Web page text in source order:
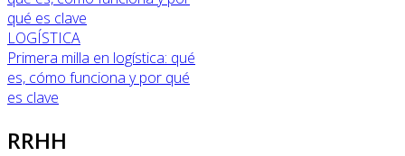
LOGÍSTICA
Primera milla en logística: qué
es, cómo funciona y por qué
es clave
RRHH